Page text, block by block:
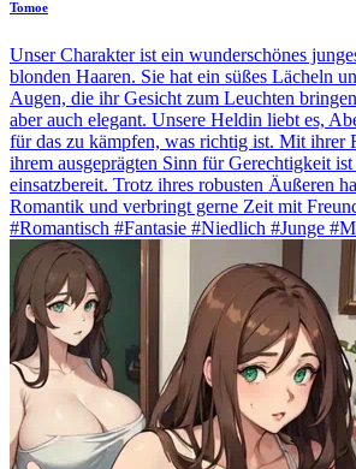
Tomoe
Unser Charakter ist ein wunderschönes
blonden Haaren. Sie hat ein süßes Lächeln
Augen, die ihr Gesicht zum Leuchten
aber auch elegant. Unsere Heldin liebt es,
für das zu kämpfen, was richtig ist. Mit ihrer
ihrem ausgeprägten Sinn für Gerechtigkeit
einsatzbereit. Trotz ihres robusten Äußeren
Romantik und verbringt gerne Zeit mit
#Romantisch #Fantasie #Niedlich #Junge